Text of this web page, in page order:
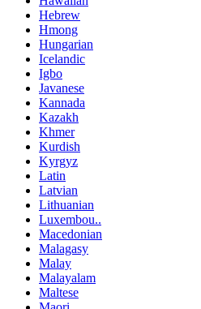
Hebrew
Hmong
Hungarian
Icelandic
Igbo
Javanese
Kannada
Kazakh
Khmer
Kurdish
Kyrgyz
Latin
Latvian
Lithuanian
Luxembou..
Macedonian
Malagasy
Malay
Malayalam
Maltese